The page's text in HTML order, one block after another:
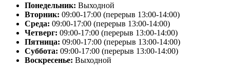
Понедельник: Выходной
Вторник: 09:00-17:00 (перерыв 13:00-14:00)
Среда: 09:00-17:00 (перерыв 13:00-14:00)
Четверг: 09:00-17:00 (перерыв 13:00-14:00)
Пятница: 09:00-17:00 (перерыв 13:00-14:00)
Суббота: 09:00-17:00 (перерыв 13:00-14:00)
Воскресенье: Выходной